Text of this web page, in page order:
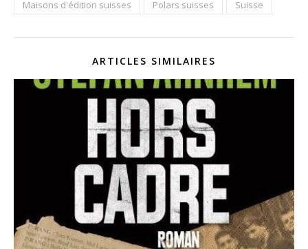
Maisons d'édition suisses
Polars suisses Suisse
ARTICLES SIMILAIRES